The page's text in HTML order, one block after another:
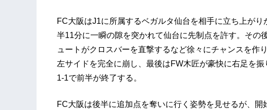
FC大阪はJ1に所属するベガルタ仙台を相手に立ち上が
半11分に一瞬の隙を突かれて仙台に先制点を許す。その
ュートがクロスバーを直撃するなど徐々にチャンスを作
左サイドを完全に崩し、最後はFW木匠が豪快に右足を
1-1で前半が終了する。
FC大阪は後半に追加点を奪いに行く姿勢を見せるが、